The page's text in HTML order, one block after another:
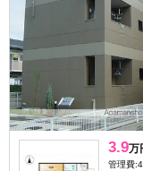
3.9万
管理費